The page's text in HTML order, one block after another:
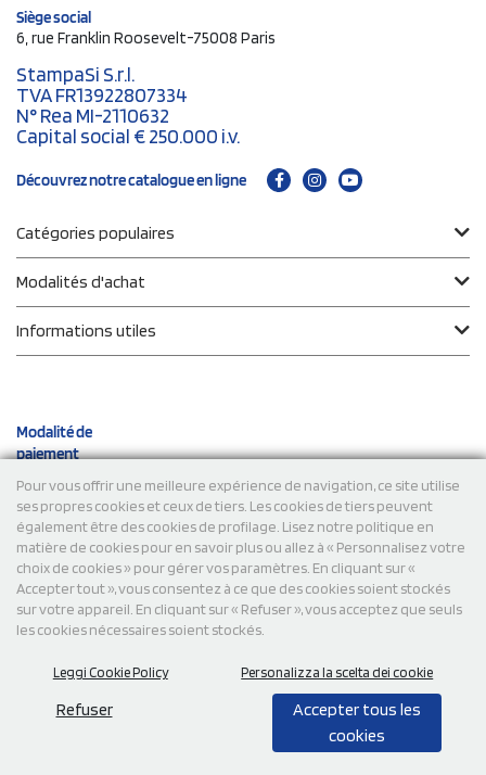
Pour vous offrir une meilleure expérience de navigation, ce site utilise
ses propres cookies et ceux de tiers. Les cookies de tiers peuvent
également être des cookies de profilage. Lisez notre politique en
matière de cookies pour en savoir plus ou allez à « Personnalisez votre
choix de cookies » pour gérer vos paramètres. En cliquant sur «
Accepter tout », vous consentez à ce que des cookies soient stockés
sur votre appareil. En cliquant sur « Refuser », vous acceptez que seuls
les cookies nécessaires soient stockés.
Leggi Cookie Policy Personalizza la scelta dei cookie
Refuser
Accepter tous les
cookies
Siège social
6, rue Franklin Roosevelt-75008 Paris
StampaSi S.r.l.
TVA FR13922807334
N° Rea MI-2110632
Capital social € 250.000 i.v.
Découvrez notre catalogue en ligne
Catégories populaires
Modalités d'achat
Informations utiles
Modalité de
paiement
Expéditions
© 2026 StampaSi s.r.l. TOUS DROITS RÉSERVÉS - TVA
FR13922807334